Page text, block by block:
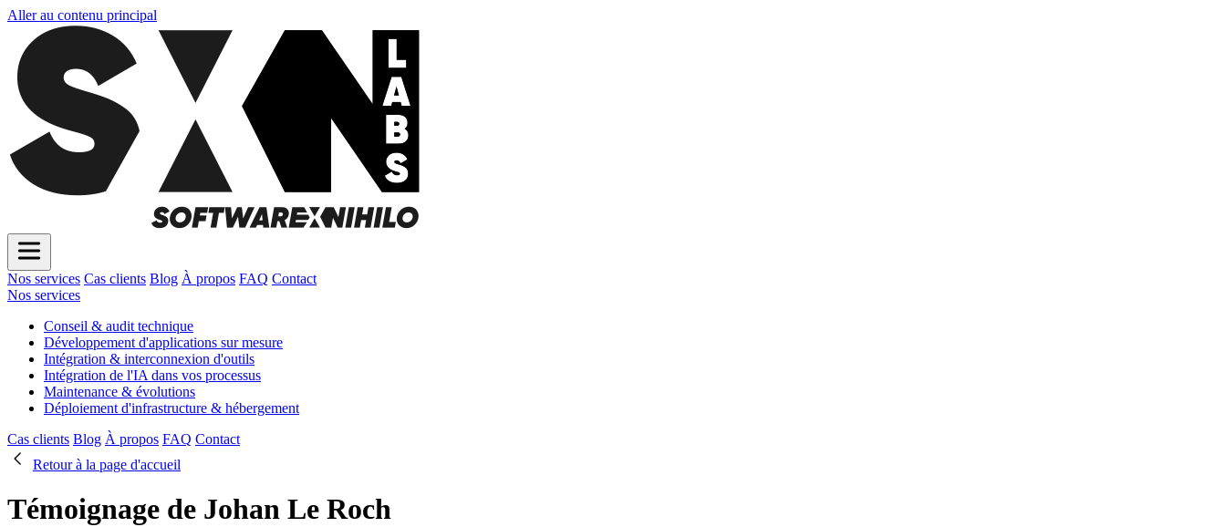
Aller au contenu principal
Nos services Cas clients Blog À propos FAQ Contact
Nos services
Conseil & audit technique
Développement d'applications sur mesure
Intégration & interconnexion d'outils
Intégration de l'IA dans vos processus
Maintenance & évolutions
Déploiement d'infrastructure & hébergement
Cas clients Blog À propos FAQ Contact
Retour à la page d'accueil
Témoignage de Johan Le Roch